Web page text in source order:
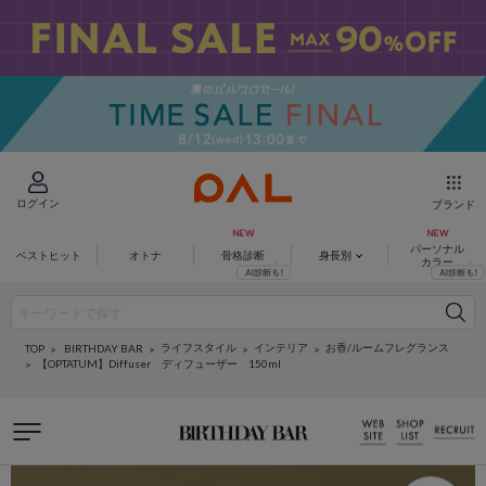
ログイン ブランド
ベストヒット オトナ 骨格診断 身長別
パーソナル
カラー
TOP BIRTHDAY BAR ライフスタイル インテリア
お香/ルームフレグランス
【OPTATUM】Diffuser ディフューザー 150ml